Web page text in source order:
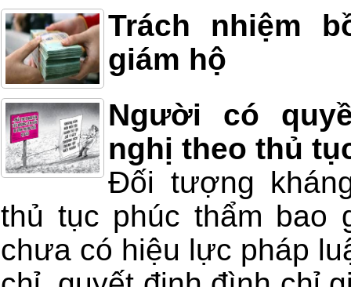
Trách nhiệm
giám hộ
Người có
nghị theo thủ
Đối tượng
thủ tục phúc thẩm bao
chưa có hiệu lực pháp